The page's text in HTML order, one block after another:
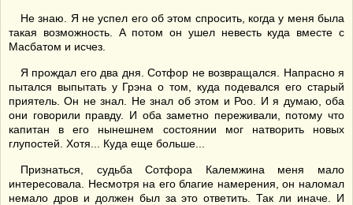
Не знаю. Я не успел его об этом спросить, когда у меня была
такая возможность. А потом он ушел невесть куда вместе с
Масбатом и исчез.
Я прождал его два дня. Сотфор не возвращался. Напрасно я
пытался выпытать у Грэна о том, куда подевался его старый
приятель. Он не знал. Не знал об этом и Роо. И я думаю, оба
они говорили правду. И оба заметно переживали, потому что
капитан в его нынешнем состоянии мог натворить новых
глупостей. Хотя... Куда еще больше...
Признаться, судьба Сотфора Калемжина меня мало
интересовала. Несмотря на его благие намерения, он наломал
немало дров и должен был за это ответить. Так ли иначе. И